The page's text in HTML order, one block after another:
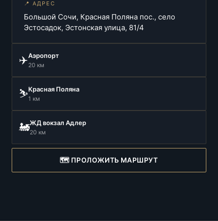
📍 АДРЕС
Большой Сочи, Красная Поляна пос., село
Эстосадок, Эстонская улица, 81/4
✈️Аэропорт
20 км
⛷️Красная Поляна
1 км
🚂ЖД вокзал Адлер
20 км
🗺️ ПРОЛОЖИТЬ МАРШРУТ